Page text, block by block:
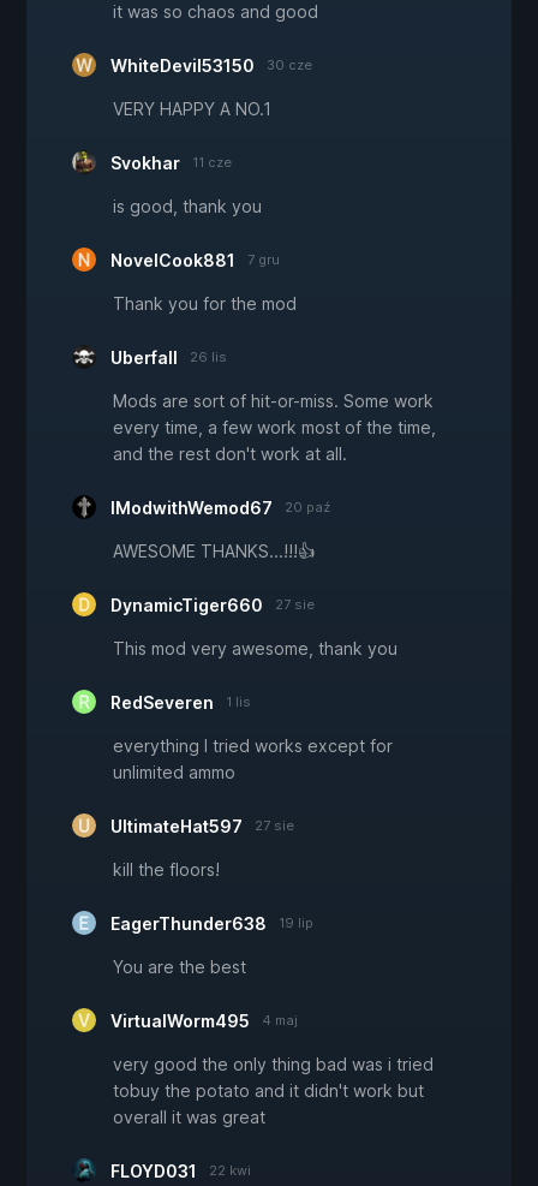
it was so chaos and good
WhiteDevil53150 30 cze
VERY HAPPY A NO.1
Svokhar 11 cze
is good, thank you
NovelCook881 7 gru
Thank you for the mod
Uberfall 26 lis
Mods are sort of hit-or-miss. Some work
every time, a few work most of the time,
and the rest don't work at all.
IModwithWemod67 20 paź
AWESOME THANKS...!!!👍
DynamicTiger660 27 sie
This mod very awesome, thank you
RedSeveren 1 lis
everything I tried works except for
unlimited ammo
UltimateHat597 27 sie
kill the floors!
EagerThunder638 19 lip
You are the best
VirtualWorm495 4 maj
very good the only thing bad was i tried
tobuy the potato and it didn't work but
overall it was great
FLOYD031 22 kwi